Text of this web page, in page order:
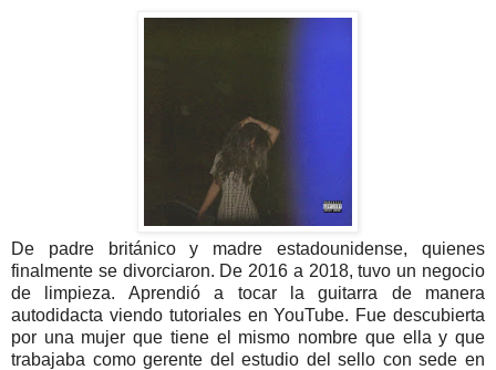
De padre británico y madre estadounidense, quienes
finalmente se divorciaron. De 2016 a 2018, tuvo un negocio
de limpieza. Aprendió a tocar la guitarra de manera
autodidacta viendo tutoriales en YouTube. Fue descubierta
por una mujer que tiene el mismo nombre que ella y que
trabajaba como gerente del estudio del sello con sede en